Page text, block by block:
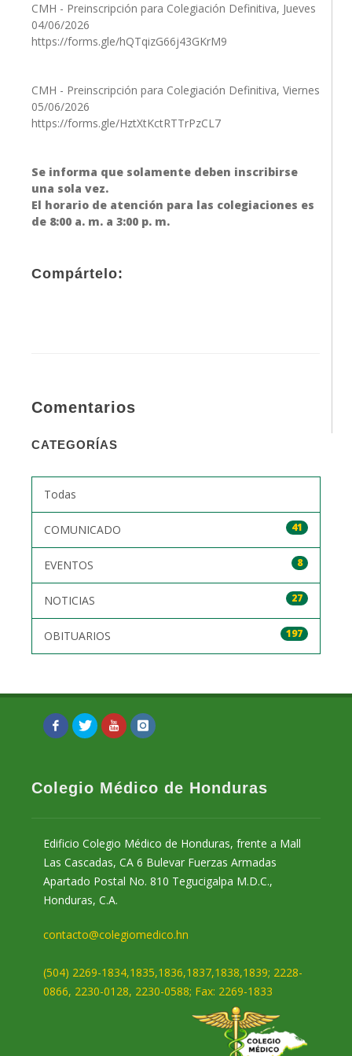
CMH - Preinscripción para Colegiación Definitiva, Jueves
04/06/2026
https://forms.gle/hQTqizG66j43GKrM9
CMH - Preinscripción para Colegiación Definitiva, Viernes
05/06/2026
https://forms.gle/HztXtKctRTTrPzCL7
Se informa que solamente deben inscribirse
una sola vez.
El horario de atención para las colegiaciones es
de 8:00 a. m. a 3:00 p. m.
Compártelo:
Comentarios
CATEGORÍAS
Todas
41
COMUNICADO
8
EVENTOS
27
NOTICIAS
197
OBITUARIOS
Colegio Médico de Honduras
Edificio Colegio Médico de Honduras, frente a Mall
Las Cascadas, CA 6 Bulevar Fuerzas Armadas
Apartado Postal No. 810 Tegucigalpa M.D.C.,
Honduras, C.A.
contacto@colegiomedico.hn
(504) 2269-1834,1835,1836,1837,1838,1839; 2228-
0866, 2230-0128, 2230-0588; Fax: 2269-1833